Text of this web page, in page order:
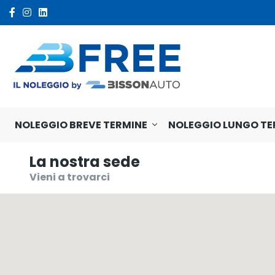
NOLEGGIO BREVE TERMINE NOLEGGIO LUNGO
La nostra sede
Vieni a trovarci